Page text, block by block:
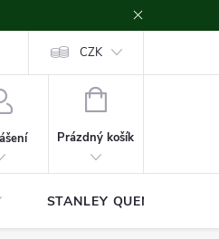
CZK
NÁKUPNÍ
Prázdný košík
STANLEY QUENCHER